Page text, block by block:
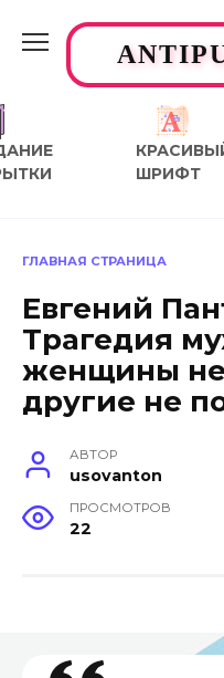
содержанию
ШРИФТ
ГЛАВНАЯ СТРАНИЦА
Евгений
Трагедия
женщины
другие не
АВТОР
usovanton
ПРОСМОТРОВ
22